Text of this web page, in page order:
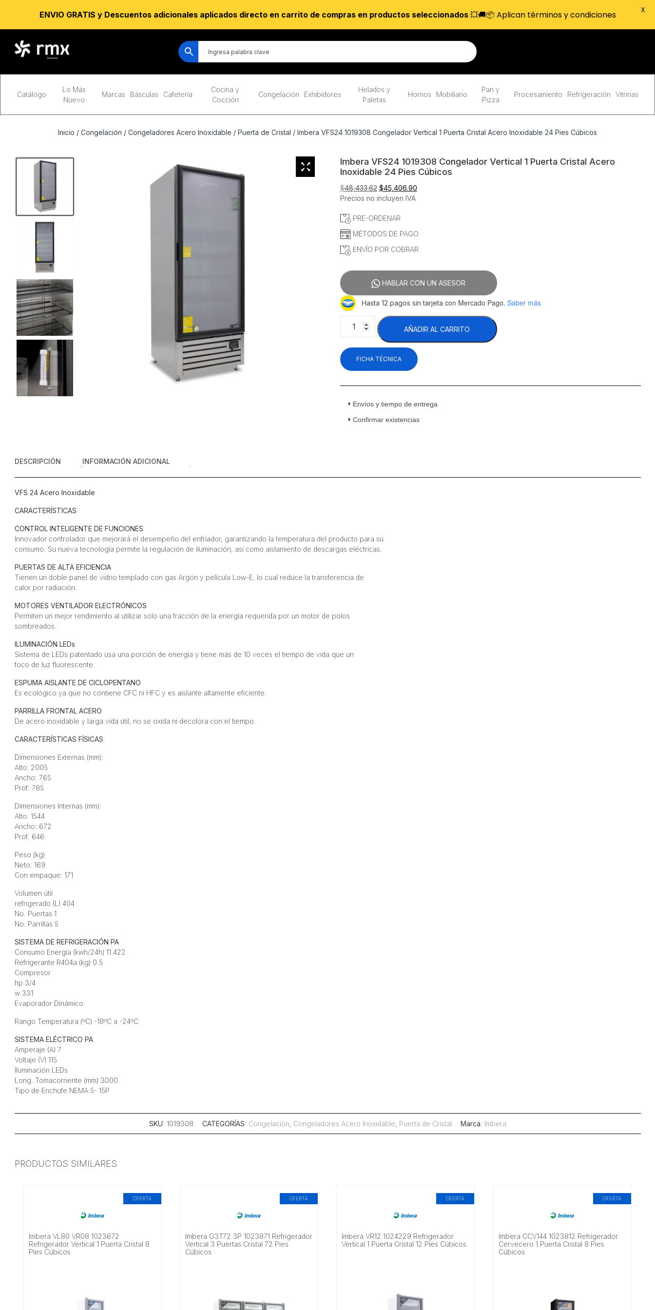
Catálogo
Lo Más
Nuevo
Marcas Básculas Cafetería
Cocina y
Cocción
Congelación Exhibidores
Helados y
Paletas
Hornos Mobiliario
Pan y
Pizza
Procesamiento Refrigeración Vitrinas
Inicio / Congelación / Congeladores Acero Inoxidable / Puerta de Cristal / Imbera VFS24 1019308 Congelador Vertical 1 Puerta Cristal Acero Inoxidable 24 Pies Cúbicos
Imbera VFS24 1019308 Congelador Vertical 1 Puerta Cristal Acero
Inoxidable 24 Pies Cúbicos
$48,433.62 El
precio
era:
$45,406.90El
Precios no incluyen IVA
PRE-ORDENAR
MÉTODOS DE PAGO
ENVÍO POR COBRAR
HABLAR CON UN ASESOR
Hasta 12 pagos sin tarjeta con Mercado Pago. Saber más
VFS24
Congelador
Vertical
Acero
AÑADIR AL CARRITO
FICHA TÉCNICA
Envíos y tiempo de entrega
Confirmar existencias
DESCRIPCIÓN INFORMACIÓN ADICIONAL
VFS 24 Acero Inoxidable
CARACTERÍSTICAS
CONTROL INTELIGENTE DE FUNCIONES
Innovador controlador que mejorará el desempeño del enfriador, garantizando la temperatura del producto para su
consumo. Su nueva tecnología permite la regulación de iluminación, así como aislamiento de descargas eléctricas.
PUERTAS DE ALTA EFICIENCIA
Tienen un doble panel de vidrio templado con gas Argón y película Low-E, lo cual reduce la transferencia de
calor por radiación.
MOTORES VENTILADOR ELECTRÓNICOS
Permiten un mejor rendimiento al utilizar solo una fracción de la energía requerida por un motor de polos
sombreados.
ILUMINACIÓN LEDs
Sistema de LEDs patentado usa una porción de energía y tiene más de 10 veces el tiempo de vida que un
foco de luz fluorescente.
ESPUMA AISLANTE DE CICLOPENTANO
Es ecológico ya que no contiene CFC ni HFC y es aislante altamente eficiente.
PARRILLA FRONTAL ACERO
De acero inoxidable y larga vida útil, no se oxida ni decolora con el tiempo.
CARACTERÍSTICAS FÍSICAS
Dimensiones Externas (mm):
Alto: 2005
Ancho: 765
Prof: 785
Dimensiones Internas (mm):
Alto: 1544
Ancho: 672
Prof: 646
Peso (kg)
Neto: 169
Con empaque: 171
Volumen útil
refrigerado (L) 404
No. Puertas 1
No. Parrillas 5
SISTEMA DE REFRIGERACIÓN PA
Consumo Energía (kwh/24h) 11.422
Refrigerante R404a (kg) 0.5
Compresor
hp 3/4
w 331
Evaporador Dinámico
Rango Temperatura (ºC) -18ºC a -24ºC
SISTEMA ELÉCTRICO PA
Amperaje (A) 7
Voltaje (V) 115
Iluminación LEDs
Long. Tomacorriente (mm) 3000
Tipo de Enchufe NEMA 5- 15P
SKU: 1019308 CATEGORÍAS: Congelación, Congeladores Acero Inoxidable, Puerta de Cristal Marca: Imbera
PRODUCTOS SIMILARES
OFERTA
Imbera VL80 VR08 1023672
Refrigerador Vertical 1 Puerta Cristal 8
Pies Cúbicos
OFERTA
Imbera G3T72 3P 1023871 Refrigerador
Vertical 3 Puertas Cristal 72 Pies
Cúbicos
OFERTA
Imbera VR12 1024229 Refrigerador
Vertical 1 Puerta Cristal 12 Pies Cúbicos
OFERTA
Imbera CCV144 1023812 Refrigerador
Cervecero 1 Puerta Cristal 8 Pies
Cúbicos
ENVIO GRATIS y Descuentos adicionales aplicados directo en carrito de compras en productos seleccionados💥🚚📦 Aplican términos y condiciones X